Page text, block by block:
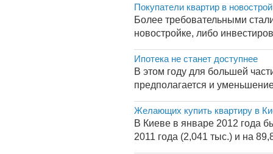
Покупатели квартир в
Более требовательными
новостройке, либо
Ипотека не станет доступнее
В этом году для большей
предполагается и
Желающих купить квартиру в
В Киеве в январе 2012 года
2011 года (2,041 тыс.) и на